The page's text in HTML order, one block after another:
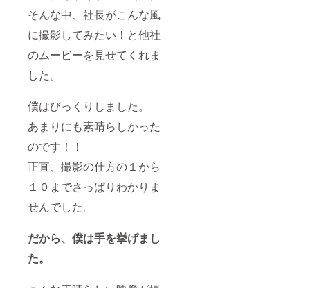
そんな中、社長がこんな風
に撮影してみたい！と他社
のムービーを見せてくれま
した。
僕はびっくりしました。
あまりにも素晴らしかった
のです！！
正直、撮影の仕方の１から
１０までさっぱりわかりま
せんでした。
だから、僕は手を挙げまし
た。